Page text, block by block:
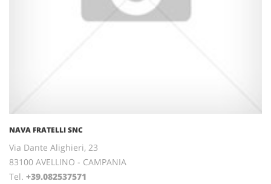
NAVA FRATELLI SNC
Via Dante Alighieri, 23
83100 AVELLINO - CAMPANIA
Tel. +39.082537571